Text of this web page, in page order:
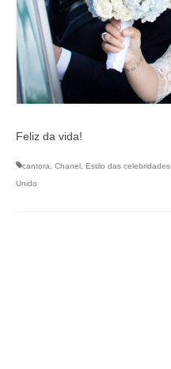
Feliz da vida!
cantora Chanel Estilo das celebridades
Unido